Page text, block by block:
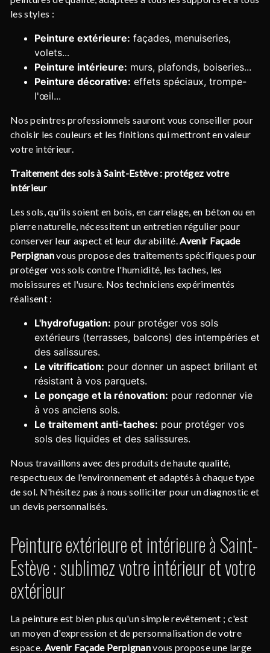
les styles :
Peinture extérieure: façades, menuiseries,
volets...
Peinture intérieure: murs, plafonds, boiseries...
Peinture décorative: effets spéciaux, trompe-
l'œil...
Nos peintres professionnels sauront vous conseiller pour
choisir les couleurs et les finitions qui mettront en valeur
votre intérieur.
Traitement des sols à Saint-Estève : protégez votre
intérieur
Les sols, qu'ils soient en bois, en carrelage, en béton ou en
pierre naturelle, nécessitent un entretien régulier pour
conserver leur aspect et leur durabilité.Avenir Façade
Perpignanvous propose des traitements spécifiques pour
protéger vos sols contre l'humidité, les taches, les
moisissures et l'usure. Nos techniciens expérimentés
réalisent :
L'hydrofugation: pour protéger vos sols
extérieurs (terrasses, balcons) des intempéries et
des salissures.
Le vitrification: pour donner un aspect brillant et
résistant à vos parquets.
Le ponçage et la rénovation: pour redonner vie
à vos anciens sols.
Le traitement anti-taches: pour protéger vos
sols des liquides et des salissures.
Nous travaillons avec des produits de haute qualité,
respectueux de l'environnement et adaptés à chaque type
de sol. N'hésitez pas à nous solliciter pour un diagnostic et
un devis personnalisés.
Peinture extérieure et intérieure à Saint-
Estève : sublimez votre intérieur et votre
extérieur
La peinture est bien plus qu'un simple revêtement ; c'est
un moyen d'expression et de personnalisation de votre
espace. Avenir Façade Perpignanvous propose une large